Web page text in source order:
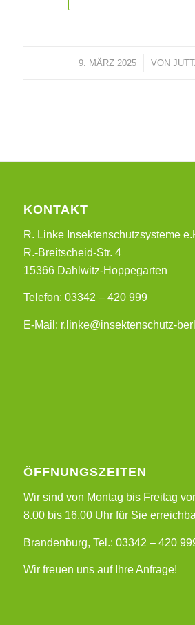
9. MÄRZ 2025
/ VON
KONTAKT
R. Linke Insektenschutzsysteme
R.-Breitscheid-Str. 4
15366 Dahlwitz-Hoppegarten
Telefon: 03342 – 420 999
E-Mail: r.linke@insektenschutz-
ÖFFNUNGSZEITEN
Wir sind von Montag bis Freitag
8.00 bis 16.00 Uhr für Sie
Brandenburg, Tel.: 03342 – 420
Wir freuen uns auf Ihre Anfrage!